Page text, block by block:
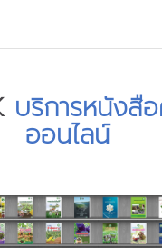
บริการหนังสื
ออนไลน์